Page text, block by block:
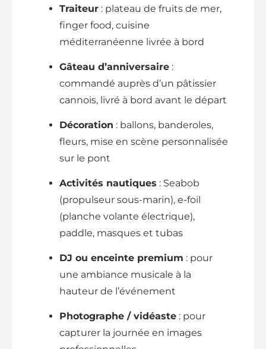
Traiteur : plateau de fruits de mer,
finger food, cuisine
méditerranéenne livrée à bord
Gâteau d’anniversaire :
commandé auprès d’un pâtissier
cannois, livré à bord avant le départ
Décoration : ballons, banderoles,
fleurs, mise en scène personnalisée
sur le pont
Activités nautiques : Seabob
(propulseur sous-marin), e-foil
(planche volante électrique),
paddle, masques et tubas
DJ ou enceinte premium : pour
une ambiance musicale à la
hauteur de l’événement
Photographe / vidéaste : pour
capturer la journée en images